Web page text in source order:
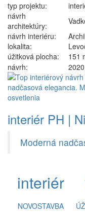
typ projektu:
návrh
architektúry:
návrh interiéru:
lokalita:
úžitková plocha:
151
návrh: 2020
interiér PH |
Moderná
interiér
NOVOSTAVBA